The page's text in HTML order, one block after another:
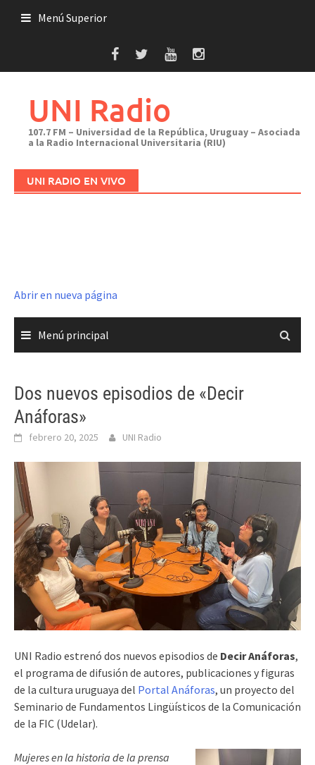
Menú Superior
UNI Radio
107.7 FM – Universidad de la República, Uruguay – Asociada
a la Radio Internacional Universitaria (RIU)
UNI RADIO EN VIVO
Abrir en nueva página
Menú principal
Dos nuevos episodios de «Decir
Anáforas»
febrero 20, 2025 UNI Radio
UNI Radio estrenó dos nuevos episodios de Decir Anáforas,
el programa de difusión de autores, publicaciones y figuras
de la cultura uruguaya del Portal Anáforas, un proyecto del
Seminario de Fundamentos Lingüísticos de la Comunicación
de la FIC (Udelar).
Mujeres en la historia de la prensa